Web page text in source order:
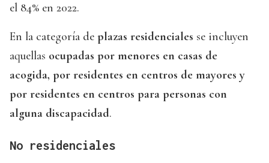
el 84% en 2022.
En la categoría de plazas residenciales se incluyen
aquellas ocupadas por menores en casas de
acogida, por residentes en centros de mayores y
por residentes en centros para personas con
alguna discapacidad.
No residenciales